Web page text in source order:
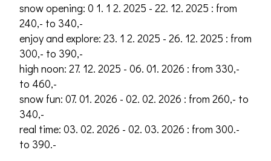
snow opening: 0 1. 1 2. 2025 - 22. 12. 2025 : from
240,- to 340,-
enjoy and explore: 23. 1 2. 2025 - 26. 12. 2025 : from
300,- to 390,-
high noon: 27. 12. 2025 - 06. 01. 2026 : from 330,-
to 460,-
snow fun: 07. 01. 2026 - 02. 02. 2026 : from 260,- to
340,-
real time: 03. 02. 2026 - 02. 03. 2026 : from 300.-
to 390.-